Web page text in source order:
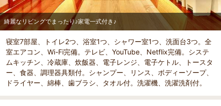
綺麗なリビングでまったり♪家電一式付き♪
寝室7部屋、トイレ2つ、浴室1つ、シャワー室1つ、洗面台3つ。全
室エアコン、Wi-Fi完備。テレビ、YouTube、Netflix完備。システ
ムキッチン、冷蔵庫、炊飯器、電子レンジ、電子ケトル、トースタ
ー、食器、調理器具類付。シャンプー、リンス、ボディーソープ、
ドライヤー、綿棒、歯ブラシ、タオル付。洗濯機、洗濯洗剤付。